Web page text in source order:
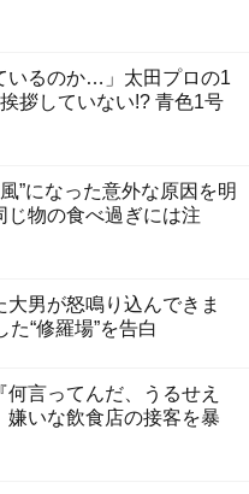
いるのか…」太田プロの1
拶していない!? 青色1号
”になった意外な原因を明
物の食べ過ぎには注
男が怒鳴り込んできま
“修羅場”を告白
言ってんだ、うるせえ
いな飲食店の接客を暴